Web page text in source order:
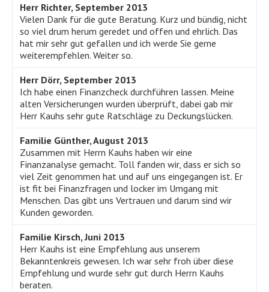
Herr Richter, September 2013
Vielen Dank für die gute Beratung. Kurz und bündig, nicht
so viel drum herum geredet und offen und ehrlich. Das
hat mir sehr gut gefallen und ich werde Sie gerne
weiterempfehlen. Weiter so.
Herr Dörr, September 2013
Ich habe einen Finanzcheck durchführen lassen. Meine
alten Versicherungen wurden überprüft, dabei gab mir
Herr Kauhs sehr gute Ratschläge zu Deckungslücken.
Familie Günther, August 2013
Zusammen mit Herrn Kauhs haben wir eine
Finanzanalyse gemacht. Toll fanden wir, dass er sich so
viel Zeit genommen hat und auf uns eingegangen ist. Er
ist fit bei Finanzfragen und locker im Umgang mit
Menschen. Das gibt uns Vertrauen und darum sind wir
Kunden geworden.
Familie Kirsch, Juni 2013
Herr Kauhs ist eine Empfehlung aus unserem
Bekanntenkreis gewesen. Ich war sehr froh über diese
Empfehlung und wurde sehr gut durch Herrn Kauhs
beraten.